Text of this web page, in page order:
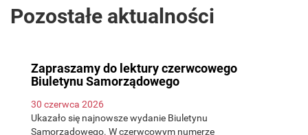
Pozostałe aktualności
Zapraszamy do lektury czerwcowego
Biuletynu Samorządowego
30 czerwca 2026
Ukazało się najnowsze wydanie Biuletynu
Samorządowego. W czerwcowym numerze